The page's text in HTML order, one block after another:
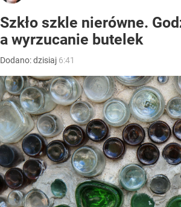
Szkło szkle nierówne.
a wyrzucanie butelek
Dodano:dzisiaj 6:41